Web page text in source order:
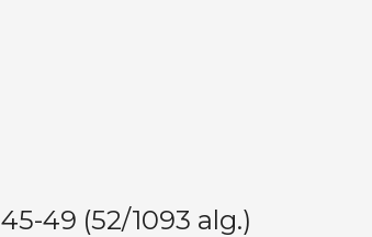
49 (52/1093 alg.)